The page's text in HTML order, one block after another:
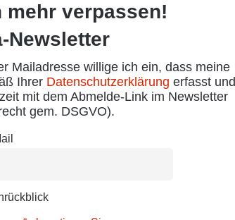
mehr verpassen!
Newsletter
Mailadresse willige ich ein, dass meine
Ihrer Datenschutzerklärung erfasst und
mit dem Abmelde-Link im Newsletter
gem. DSGVO).